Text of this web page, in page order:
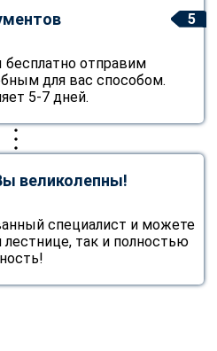
5
отправим
для вас способом.
5-7 дней.
великолепны!
специалист и можете
лестнице, так и полностью